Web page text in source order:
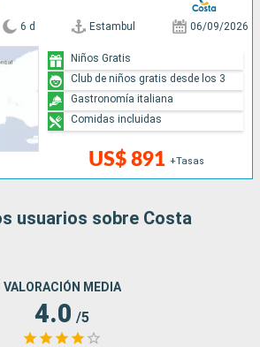
6 d Estambul 06/09/2026
US$ 891 +Tasas
Niños Gratis
Club de niños gratis desde los 3
Gastronomía italiana
Comidas incluidas
usuarios sobre Costa
VALORACIÓN MEDIA
4.0 /5